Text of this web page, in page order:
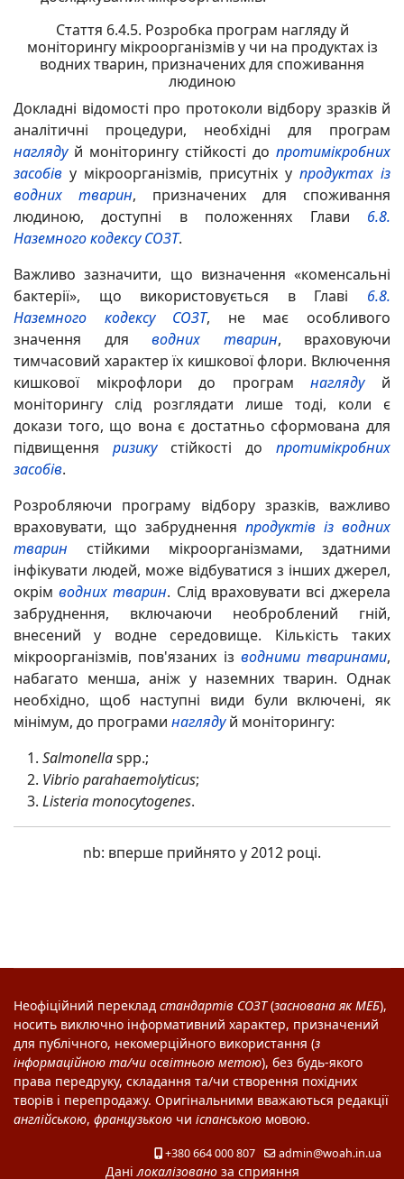
Стаття 6.4.5. Розробка програм нагляду й
моніторингу мікроорганізмів у чи на продуктах із
водних тварин, призначених для споживання
людиною
Докладні відомості про протоколи відбору зразків й
аналітичні процедури, необхідні для програм
наглядуй моніторингу стійкості до протимікробних
засобів у мікроорганізмів, присутніх у продуктах із
водних тварин, призначених для споживання
людиною, доступні в положеннях Глави 6.8.
Наземного кодексу СОЗТ.
Важливо зазначити, що визначення «коменсальні
бактерії», що використовується в Главі 6.8.
Наземного кодексу
СОЗТ, не має особливого
значення для водних тварин, враховуючи
тимчасовий характер їх кишкової флори. Включення
кишкової мікрофлори до програмнаглядуй
моніторингу слід розглядати лише тоді, коли є
докази того, що вона є достатньо сформована для
підвищення ризикустійкості до протимікробних
засобів.
Розробляючи програму відбору зразків, важливо
враховувати, що забруднення продуктів із водних
тварин стійкими мікроорганізмами, здатними
інфікувати людей, може відбуватися з інших джерел,
окрімводних тварин. Слід враховувати всі джерела
забруднення, включаючи необроблений гній,
внесений у водне середовище. Кількість таких
мікроорганізмів, пов'язаних із водними тваринами,
набагато менша, аніж у наземних тварин. Однак
необхідно, щоб наступні види були включені, як
мінімум, до програми наглядуй моніторингу:
Salmonellaspp.;
Vibrio parahaemolyticus;
Listeria monocytogenes.
nb: вперше прийнято у 2012 році.
Неофіційний переклад стандартів СОЗТ(заснована якМЕБ),
носить виключно інформативний характер, призначений
для публічного, некомерційного використання (з
інформаційною та/чи освітньою метою), без будь-якого
права передруку, складання та/чи створення похідних
творів і перепродажу. Оригінальними вважаються редакції
англійською, французькою чи іспанською мовою.
+380 664 000 807 admin@woah.in.ua
Данілокалізованоза сприяння